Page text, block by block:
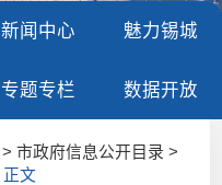
新闻中心 魅力锡城
专题专栏 数据开放
> 市政府信息公开目录 >
正文